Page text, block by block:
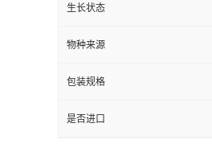
生长状态
物种来源
包装规格
是否进口